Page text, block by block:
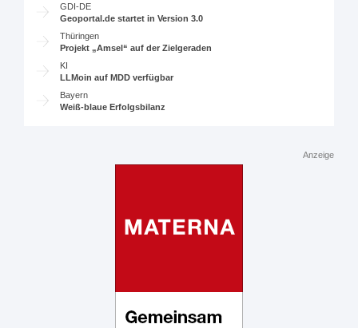
GDI-DE
Geoportal.de startet in Version 3.0
Thüringen
Projekt „Amsel“ auf der Zielgeraden
KI
LLMoin auf MDD verfügbar
Bayern
Weiß-blaue Erfolgsbilanz
Anzeige